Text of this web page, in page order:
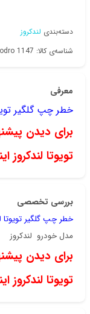
دسته‌بندی لندکروز
شناسه‌ی کالا: lavazem yadaki khodro 1147
معرفی
خطر چپ گلگیر
برای دیدن
تویوتا لندکروز
بررسی تخصصی
خطر چپ گلگیر تویوتا
مدل خودرو لندکروز
برای دیدن
تویوتا لندکروز